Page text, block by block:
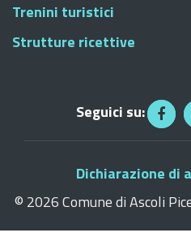
Trenini turistici
Strutture ricettive
Seguici su:
Dichiarazione di
© 2026 Comune di Ascoli